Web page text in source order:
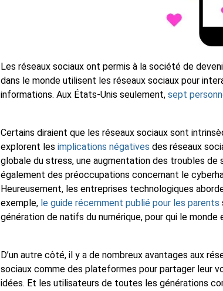
Les réseaux sociaux ont permis à la société de
dans le monde utilisent les réseaux sociaux pour
informations. Aux États-Unis seulement, sept
Certains diraient que les réseaux sociaux sont
explorent les implications négatives des réseaux
globale du stress, une augmentation des troubles
également des préoccupations concernant le
Heureusement, les entreprises technologiques
exemple, le guide récemment publié pour les parents
génération de natifs du numérique, pour qui le
D’un autre côté, il y a de nombreux avantages aux
sociaux comme des plateformes pour partager leur
idées. Et les utilisateurs de toutes les générations